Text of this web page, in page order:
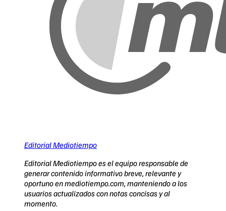
Editorial Mediotiempo
Editorial Mediotiempo es el equipo responsable de
generar contenido informativo breve, relevante y
oportuno en mediotiempo.com, manteniendo a los
usuarios actualizados con notas concisas y al
momento.